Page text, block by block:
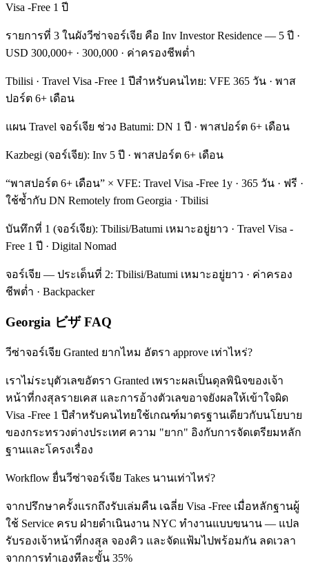
Visa -Free 1 ปี
รายการที่ 3 ในผังวีซ่าจอร์เจีย คือ Inv Investor Residence — 5 ปี ·
USD 300,000+ · 300,000 · ค่าครองชีพต่ำ
Tbilisi · Travel Visa -Free 1 ปีสำหรับคนไทย: VFE 365 วัน · พาส
ปอร์ต 6+ เดือน
แผน Travel จอร์เจีย ช่วง Batumi: DN 1 ปี · พาสปอร์ต 6+ เดือน
Kazbegi (จอร์เจีย): Inv 5 ปี · พาสปอร์ต 6+ เดือน
“พาสปอร์ต 6+ เดือน” × VFE: Travel Visa -Free 1y · 365 วัน · ฟรี ·
ใช้ซ้ำกับ DN Remotely from Georgia · Tbilisi
บันทึกที่ 1 (จอร์เจีย): Tbilisi/Batumi เหมาะอยู่ยาว · Travel Visa -
Free 1 ปี · Digital Nomad
จอร์เจีย — ประเด็นที่ 2: Tbilisi/Batumi เหมาะอยู่ยาว · ค่าครอง
ชีพต่ำ · Backpacker
Georgia ビザ FAQ
วีซ่าจอร์เจีย Granted ยากไหม อัตรา approve เท่าไหร่?
เราไม่ระบุตัวเลขอัตรา Granted เพราะผลเป็นดุลพินิจของเจ้า
หน้าที่กงสุลรายเคส และการอ้างตัวเลขอาจยังผลให้เข้าใจผิด
Visa -Free 1 ปีสำหรับคนไทยใช้เกณฑ์มาตรฐานเดียวกับนโยบาย
ของกระทรวงต่างประเทศ ความ "ยาก" อิงกับการจัดเตรียมหลัก
ฐานและโครงเรื่อง
Workflow ยื่นวีซ่าจอร์เจีย Takes นานเท่าไหร่?
จากปรึกษาครั้งแรกถึงรับเล่มคืน เฉลี่ย Visa -Free เมื่อหลักฐานผู้
ใช้ Service ครบ ฝ่ายดำเนินงาน NYC ทำงานแบบขนาน — แปล
รับรองเจ้าหน้าที่กงสุล จองคิว และจัดแฟ้มไปพร้อมกัน ลดเวลา
จากการทำเองทีละขั้น 35%